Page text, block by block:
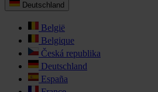
Deutschland
België
Belgique
Česká republika
Deutschland
España